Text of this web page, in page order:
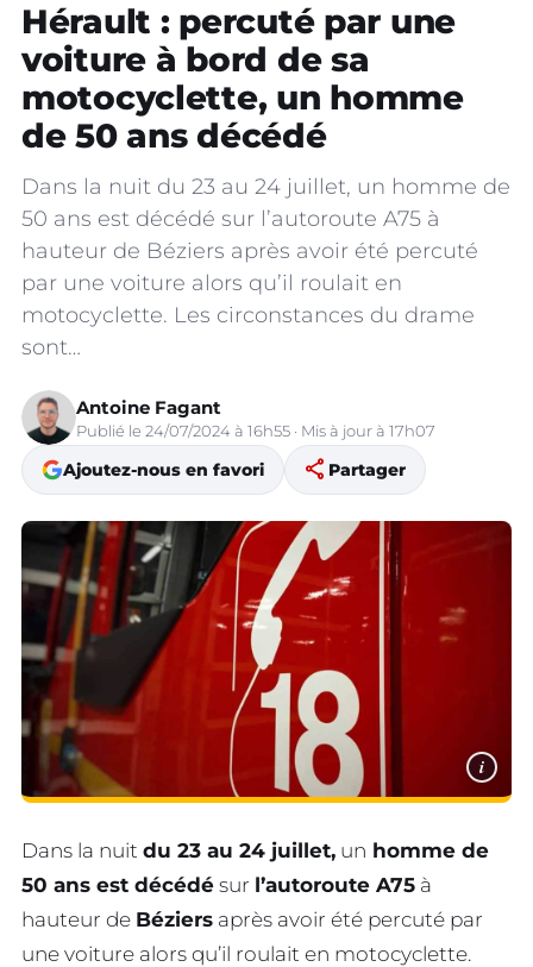
Hérault : percuté par une
voiture à bord de sa
motocyclette, un homme
de 50 ans décédé
Dans la nuit du 23 au 24 juillet, un homme de
50 ans est décédé sur l’autoroute A75 à
hauteur de Béziers après avoir été percuté
par une voiture alors qu’il roulait en
motocyclette. Les circonstances du drame
sont…
Antoine Fagant
Publié le 24/07/2024 à 16h55 · Mis à jour à 17h07
Ajoutez-nous en favori share Partager
i
Dans la nuit du 23 au 24 juillet, un homme de
50 ans est décédé sur l’autoroute A75 à
hauteur de Béziers après avoir été percuté par
une voiture alors qu’il roulait en motocyclette.